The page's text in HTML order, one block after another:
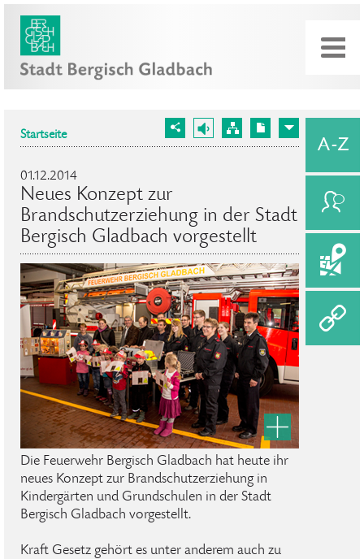
Startseite
01.12.2014
Neues Konzept zur
Brandschutzerziehung in der Stadt
Bergisch Gladbach vorgestellt
Die Feuerwehr Bergisch Gladbach hat heute ihr
neues Konzept zur Brandschutzerziehung in
Kindergärten und Grundschulen in der Stadt
Bergisch Gladbach vorgestellt.
Kraft Gesetz gehört es unter anderem auch zu